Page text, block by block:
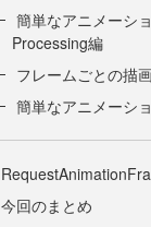
簡単なアニメーシ
Processing編
フレームごとの描
簡単なアニメーシ
今回のまとめ